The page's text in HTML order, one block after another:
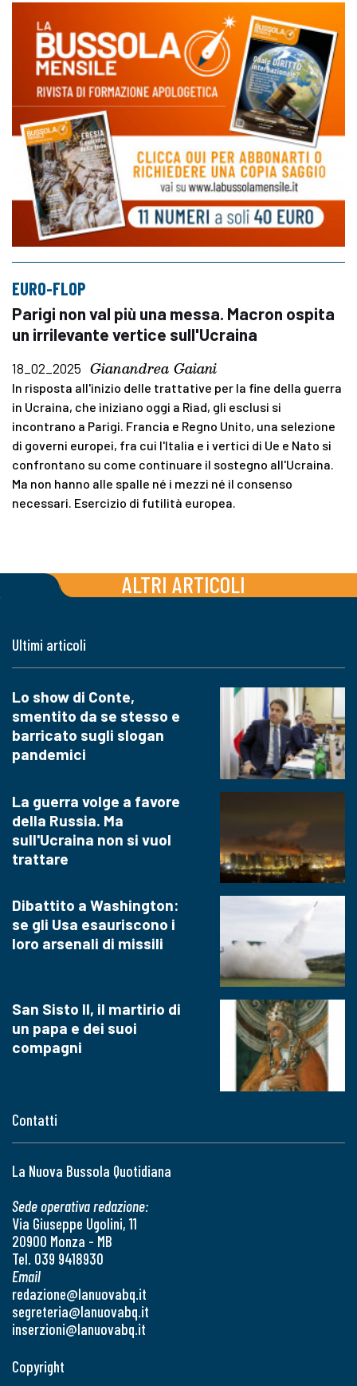
EURO-FLOP
Parigi non val più una messa. Macron ospita
un irrilevante vertice sull'Ucraina
18_02_2025 Gianandrea Gaiani
In risposta all'inizio delle trattative per la fine della guerra
in Ucraina, che iniziano oggi a Riad, gli esclusi si
incontrano a Parigi. Francia e Regno Unito, una selezione
di governi europei, fra cui l'Italia e i vertici di Ue e Nato si
confrontano su come continuare il sostegno all'Ucraina.
Ma non hanno alle spalle né i mezzi né il consenso
necessari. Esercizio di futilità europea.
ALTRI ARTICOLI
Contatti
La Nuova Bussola Quotidiana
Sede operativa redazione:
Via Giuseppe Ugolini, 11
20900 Monza - MB
Tel. 039 9418930
Email
redazione@lanuovabq.it
segreteria@lanuovabq.it
inserzioni@lanuovabq.it
Ultimi articoli
Lo show di Conte,
smentito da se stesso e
barricato sugli slogan
pandemici
La guerra volge a favore
della Russia. Ma
sull'Ucraina non si vuol
trattare
Dibattito a Washington:
se gli Usa esauriscono i
loro arsenali di missili
San Sisto II, il martirio di
un papa e dei suoi
compagni
Copyright